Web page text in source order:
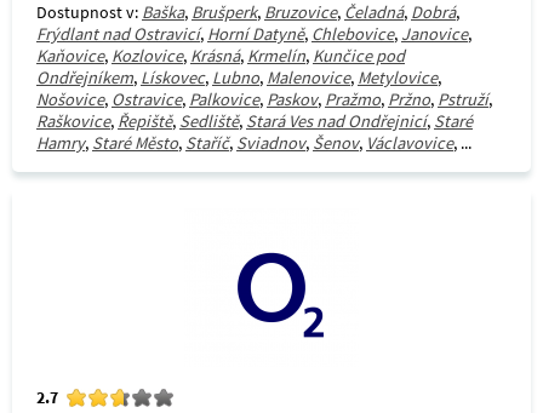
Dostupnost v: Baška, Brušperk, Bruzovice, Čeladná, Dobrá,
Frýdlant nad Ostravicí, Horní Datyně, Chlebovice, Janovice,
Kaňovice, Kozlovice, Krásná, Krmelín, Kunčice pod
Ondřejníkem, Lískovec, Lubno, Malenovice, Metylovice,
Nošovice, Ostravice, Palkovice, Paskov, Pražmo, Pržno, Pstruží,
Raškovice, Řepiště, Sedliště, Stará Ves nad Ondřejnicí, Staré
Hamry, Staré Město, Staříč, Sviadnov, Šenov, Václavovice, ...
2.7